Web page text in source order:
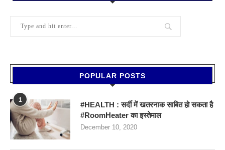
POPULAR POSTS
1
#HEALTH : सर्दी में खतरनाक साबित हो सकता है
#RoomHeater का इस्तेमाल
December 10, 2020